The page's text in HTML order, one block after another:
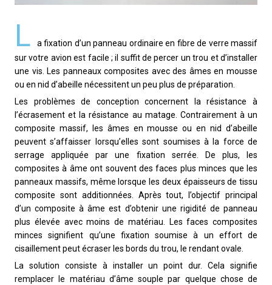
L
a fixation d’un panneau ordinaire en fibre de verre massif
sur votre avion est facile ; il suffit de percer un trou et d’installer
une vis. Les panneaux composites avec des âmes en mousse
ou en nid d’abeille nécessitent un peu plus de préparation.
Les problèmes de conception concernent la résistance à
l’écrasement et la résistance au matage. Contrairement à un
composite massif, les âmes en mousse ou en nid d’abeille
peuvent s’affaisser lorsqu’elles sont soumises à la force de
serrage appliquée par une fixation serrée. De plus, les
composites à âme ont souvent des faces plus minces que les
panneaux massifs, même lorsque les deux épaisseurs de tissu
composite sont additionnées. Après tout, l’objectif principal
d’un composite à âme est d’obtenir une rigidité de panneau
plus élevée avec moins de matériau. Les faces composites
minces signifient qu’une fixation soumise à un effort de
cisaillement peut écraser les bords du trou, le rendant ovale.
La solution consiste à installer un point dur. Cela signifie
remplacer le matériau d’âme souple par quelque chose de